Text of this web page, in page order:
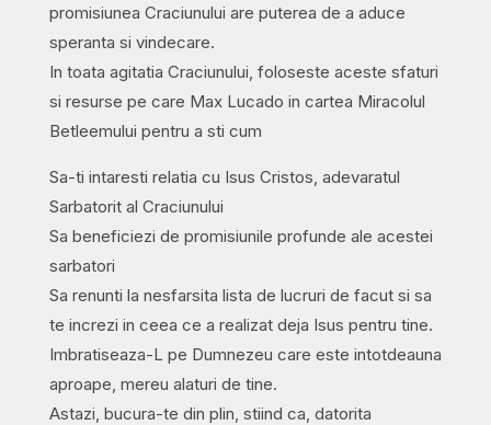
promisiunea Craciunului are puterea de a aduce
speranta si vindecare.
In toata agitatia Craciunului, foloseste aceste sfaturi
si resurse pe care Max Lucado in cartea Miracolul
Betleemului pentru a sti cum
Sa-ti intaresti relatia cu Isus Cristos, adevaratul
Sarbatorit al Craciunului
Sa beneficiezi de promisiunile profunde ale acestei
sarbatori
Sa renunti la nesfarsita lista de lucruri de facut si sa
te increzi in ceea ce a realizat deja Isus pentru tine.
Imbratiseaza-L pe Dumnezeu care este intotdeauna
aproape, mereu alaturi de tine.
Astazi, bucura-te din plin, stiind ca, datorita